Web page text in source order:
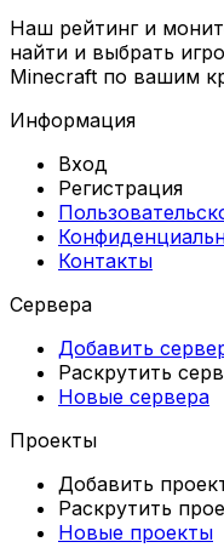
Наш рейтинг и
найти и выбрать
Minecraft по вашим
Информация
Вход
Регистрация
Контакты
Сервера
Добавить
Раскрутить
Новые сервера
Проекты
Добавить
Раскрутить
Новые проекты